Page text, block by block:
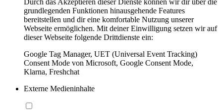
grundlegenden Funktionen hinausgehende Features
bereitstellen und dir eine komfortable Nutzung unserer
Webseite ermöglichen. Mit deiner Einwilligung setzen wir auf
dieser Webseite folgende Drittdienste ein:
Google Tag Manager, UET (Universal Event Tracking)
Consent Mode von Microsoft, Google Consent Mode,
Klarna, Freshchat
Externe Medieninhalte